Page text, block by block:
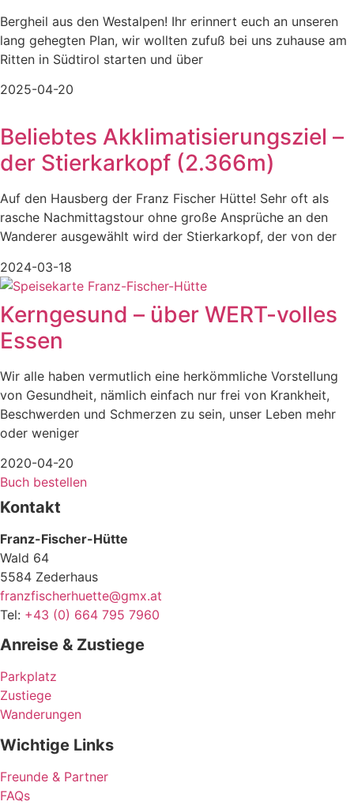
Bergheil aus den Westalpen! Ihr erinnert euch an unseren
lang gehegten Plan, wir wollten zufuß bei uns zuhause am
Ritten in Südtirol starten und über
2025-04-20
Beliebtes Akklimatisierungsziel –
der Stierkarkopf (2.366m)
Auf den Hausberg der Franz Fischer Hütte! Sehr oft als
rasche Nachmittagstour ohne große Ansprüche an den
Wanderer ausgewählt wird der Stierkarkopf, der von der
2024-03-18
Kerngesund – über WERT-volles
Essen
Wir alle haben vermutlich eine herkömmliche Vorstellung
von Gesundheit, nämlich einfach nur frei von Krankheit,
Beschwerden und Schmerzen zu sein, unser Leben mehr
oder weniger
2020-04-20
Buch bestellen
Kontakt
Franz-Fischer-Hütte
Wald 64
5584 Zederhaus
franzfischerhuette@gmx.at
Tel: +43 (0) 664 795 7960
Anreise & Zustiege
Parkplatz
Zustiege
Wanderungen
Wichtige Links
Freunde & Partner
FAQs